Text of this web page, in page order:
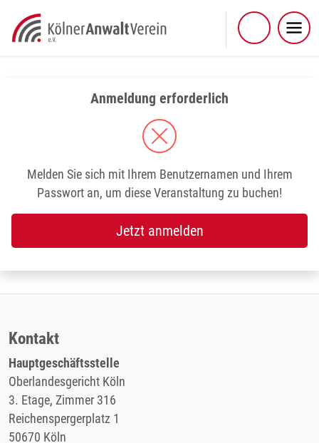
content
Anmeldung erforderlich
Melden Sie sich mit Ihrem Benutzernamen und Ihrem
Passwort an, um diese Veranstaltung zu buchen!
Jetzt anmelden
Kontakt
Hauptgeschäftsstelle
Oberlandesgericht Köln
3. Etage, Zimmer 316
Reichenspergerplatz 1
50670 Köln